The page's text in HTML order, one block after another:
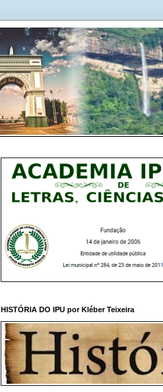
HISTÓRIA DO IPU por Kléber Teixeira